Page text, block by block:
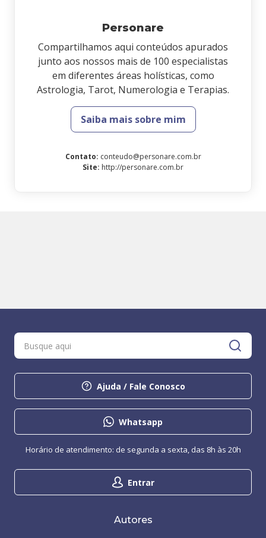
Personare
Compartilhamos aqui conteúdos apurados
junto aos nossos mais de 100 especialistas
em diferentes áreas holísticas, como
Astrologia, Tarot, Numerologia e Terapias.
Saiba mais sobre mim
Contato: conteudo@personare.com.br
Site: http://personare.com.br
Ajuda / Fale Conosco
Whatsapp
Entrar
Horário de atendimento: de segunda a sexta, das 8h às 20h
Autores